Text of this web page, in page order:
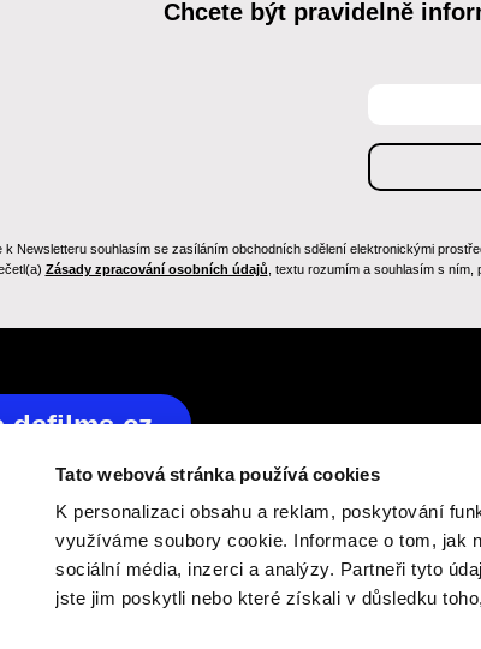
Tato webová stránka používá cookies
K personalizaci obsahu a reklam, poskytování
využíváme soubory cookie. Informace o tom, jak
sociální média, inzerci a analýzy. Partneři tyto
jste jim poskytli nebo které získali v důsledku
Chcete být pravidelně
k Newsletteru souhlasím se zasíláním obchodních sdělení elektronickými
Zásady zpracování osobních údajů , textu rozumím a souhlasím s
dafilms.cz
pro DAFilms Junior 2023 (reg. číslo
s finanční podporou Evropské unie - Next